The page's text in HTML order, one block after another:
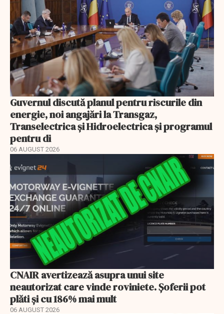
Guvernul discută planul pentru riscurile din
energie, noi angajări la Transgaz,
Transelectrica și Hidroelectrica și programul
pentru di
06 AUGUST 2026
CNAIR avertizează asupra unui site
neautorizat care vinde roviniete. Șoferii pot
plăti și cu 186% mai mult
06 AUGUST 2026